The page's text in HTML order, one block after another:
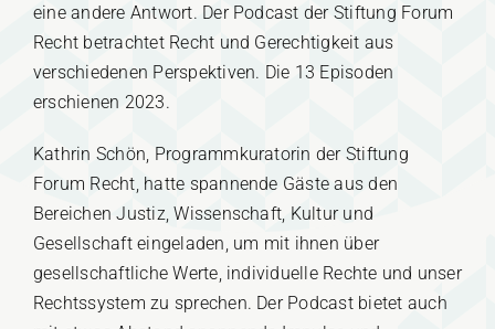
eine andere Antwort. Der Podcast der Stiftung Forum
Recht betrachtet Recht und Gerechtigkeit aus
verschiedenen Perspektiven. Die 13 Episoden
erschienen 2023.
Kathrin Schön, Programmkuratorin der Stiftung
Forum Recht, hatte spannende Gäste aus den
Bereichen Justiz, Wissenschaft, Kultur und
Gesellschaft eingeladen, um mit ihnen über
gesellschaftliche Werte, individuelle Rechte und unser
Rechtssystem zu sprechen. Der Podcast bietet auch